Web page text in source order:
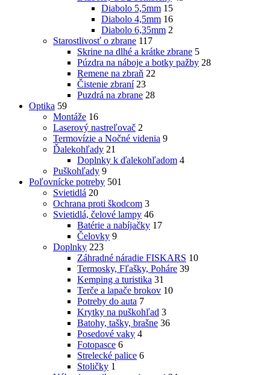
Diabolo 5,5mm 15
Diabolo 4,5mm 16
Diabolo 6,35mm 2
Starostlivosť o zbrane 117
Skrine na dlhé a krátke zbrane 5
Púzdra na náboje a botky pažby 28
Remene na zbraň 22
Čistenie zbraní 23
Puzdrá na zbrane 28
Optika 59
Montáže 16
Laserový nastreľovač 2
Termovízie a Nočné videnia 9
Ďalekohľady 21
Doplnky k ďalekohľadom 4
Puškohľady 9
Poľovnícke potreby 501
Svietidlá 20
Ochrana proti škodcom 3
Svietidlá, čelové lampy 46
Batérie a nabíjačky 17
Čelovky 9
Doplnky 223
Záhradné náradie FISKARS 10
Termosky, Fľašky, Poháre 39
Kemping a turistika 31
Terče a lapače brokov 10
Potreby do auta 7
Krytky na puškohľad 3
Batohy, tašky, brašne 36
Posedové vaky 4
Fotopasce 6
Strelecké palice 6
Stoličky 1